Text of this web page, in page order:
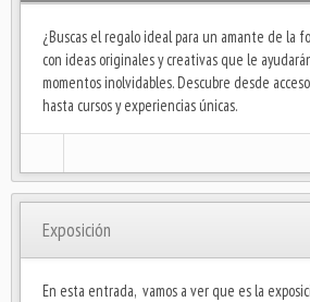
¿Buscas el regalo ideal para un amante de la
con ideas originales y creativas que le
momentos inolvidables. Descubre desde
hasta cursos y experiencias únicas.
Exposición
En esta entrada, vamos a ver que es la